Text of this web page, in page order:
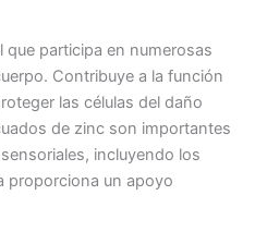
que participa en numerosas
Contribuye a la función
las células del daño
de zinc son importantes
incluyendo los
proporciona un apoyo